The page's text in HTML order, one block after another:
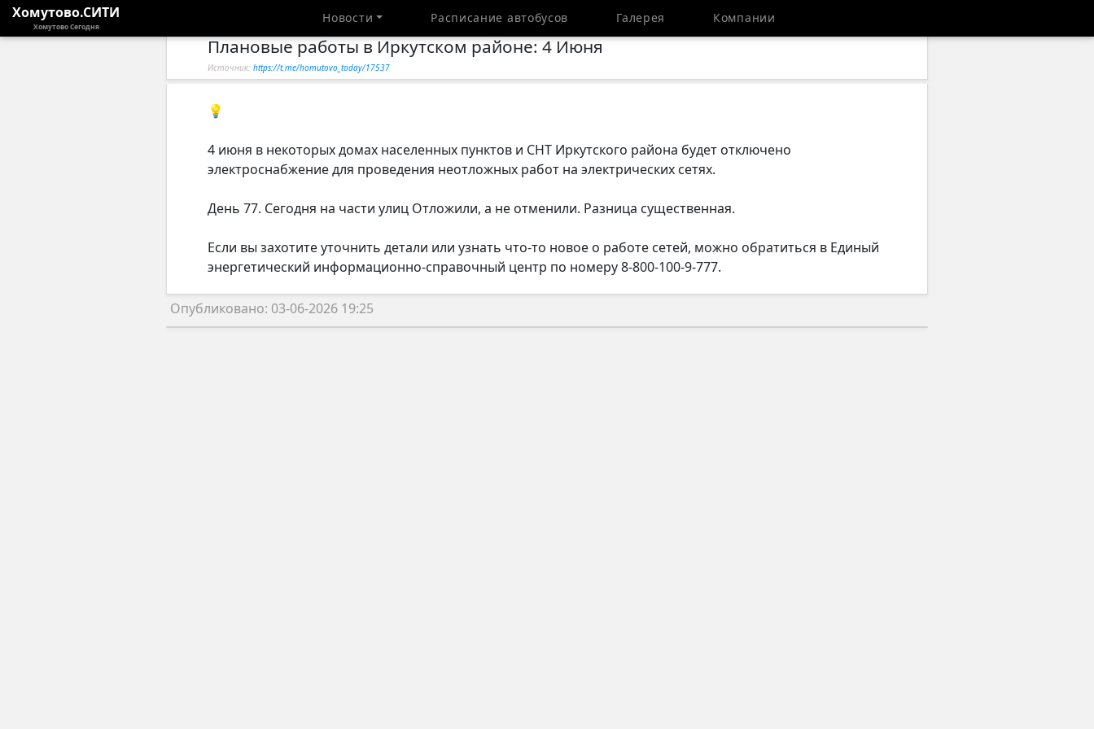
Хомутово.СИТИ
Хомутово Сегодня
Новости Расписание автобусов Галерея Компании
Плановые работы в Иркутском районе: 4 Июня
Источник: https://t.me/homutovo_today/17537
💡
4 июня в некоторых домах населенных пунктов и СНТ Иркутского района будет отключено
электроснабжение для проведения неотложных работ на электрических сетях.
День 77. Сегодня на части улиц Отложили, а не отменили. Разница существенная.
Если вы захотите уточнить детали или узнать что-то новое о работе сетей, можно обратиться в Единый
энергетический информационно-справочный центр по номеру 8-800-100-9-777.
Опубликовано: 03-06-2026 19:25